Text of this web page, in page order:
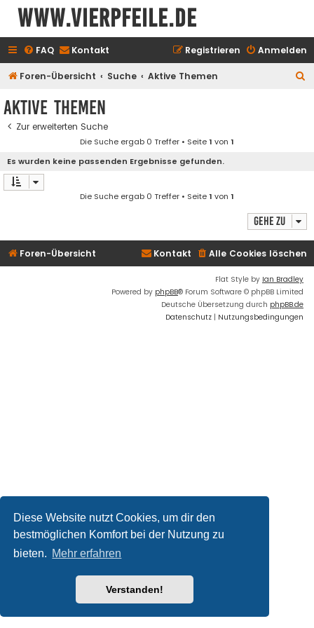
Diese Website nutzt Cookies, um dir den
bestmöglichen Komfort bei der Nutzung zu
bieten. Mehr erfahren
Verstanden!
www.vierpfeile.de
FAQ Kontakt Anmelden
Registrieren
Foren-Übersicht Suche Aktive Themen
Aktive Themen
Zur erweiterten Suche
Die Suche ergab 0 Treffer • Seite1 von 1
Es wurden keine passenden Ergebnisse gefunden.
Die Suche ergab 0 Treffer • Seite1 von 1
Gehe zu
Foren-Übersicht Alle Cookies löschen
Kontakt
Flat Style by Ian Bradley
Powered by phpBB® Forum Software © phpBB Limited
Deutsche Übersetzung durch phpBB.de
Datenschutz | Nutzungsbedingungen